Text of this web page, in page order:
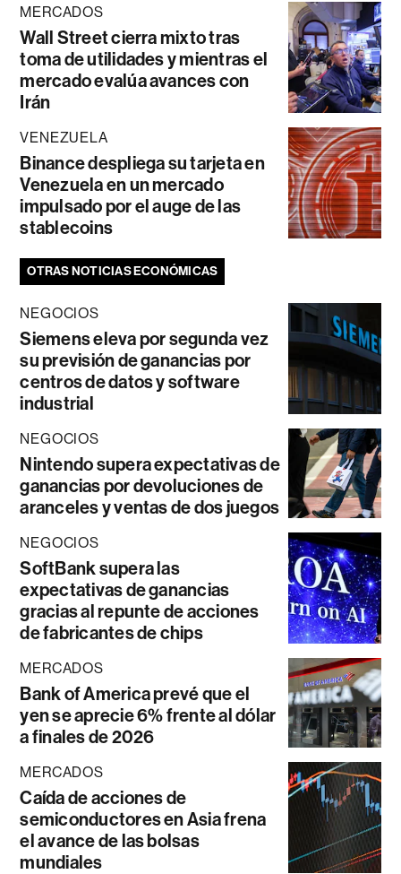
MERCADOS
Wall Street cierra mixto tras
toma de utilidades y mientras el
mercado evalúa avances con
Irán
VENEZUELA
Binance despliega su tarjeta en
Venezuela en un mercado
impulsado por el auge de las
stablecoins
OTRAS NOTICIAS ECONÓMICAS
NEGOCIOS
Siemens eleva por segunda vez
su previsión de ganancias por
centros de datos y software
industrial
NEGOCIOS
Nintendo supera expectativas de
ganancias por devoluciones de
aranceles y ventas de dos juegos
NEGOCIOS
SoftBank supera las
expectativas de ganancias
gracias al repunte de acciones
de fabricantes de chips
MERCADOS
Bank of America prevé que el
yen se aprecie 6% frente al dólar
a finales de 2026
MERCADOS
Caída de acciones de
semiconductores en Asia frena
el avance de las bolsas
mundiales